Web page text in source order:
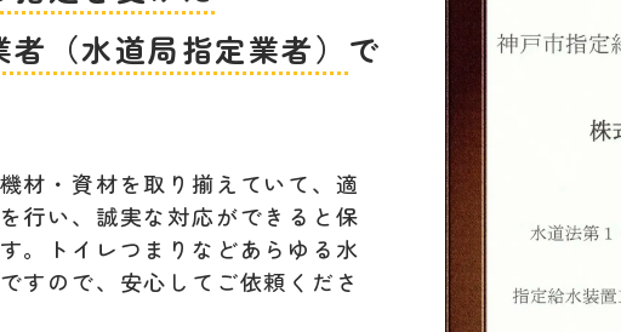
（水道局指定業者） で
材・資材を取り揃えていて、適
行い、誠実な対応ができると保
。トイレつまりなどあらゆる水
すので、安心してご依頼くださ